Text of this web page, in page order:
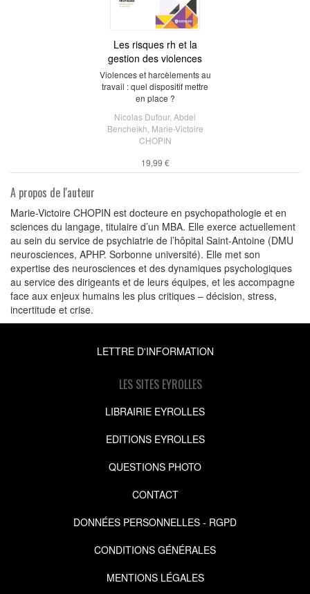
Les risques rh et la
gestion des violences
Violences et harcèlements au
travail : quel dispositif mettre
en place ?
Nicolas Dufour, Abdel
Bencheikh Marie-Victoire
CHOPIN
19,99 €
A propos de l'auteur
Marie-Victoire CHOPIN est docteure en psychopathologie et en
sciences du langage, titulaire d’un MBA. Elle exerce actuellement
au sein du service de psychiatrie de l’hôpital Saint-Antoine (DMU
neurosciences, APHP. Sorbonne université). Elle met son
expertise des neurosciences et des dynamiques psychologiques
au service des dirigeants et de leurs équipes, et les accompagne
face aux enjeux humains les plus critiques – décision, stress,
incertitude et crise.
LETTRE D'INFORMATION
LES SITES EYROLLES
LIBRAIRIE EYROLLES
EDITIONS EYROLLES
QUESTIONS PHOTO
CONTACT
DONNÉES PERSONNELLES - RGPD
CONDITIONS GÉNÉRALES
MENTIONS LÉGALES